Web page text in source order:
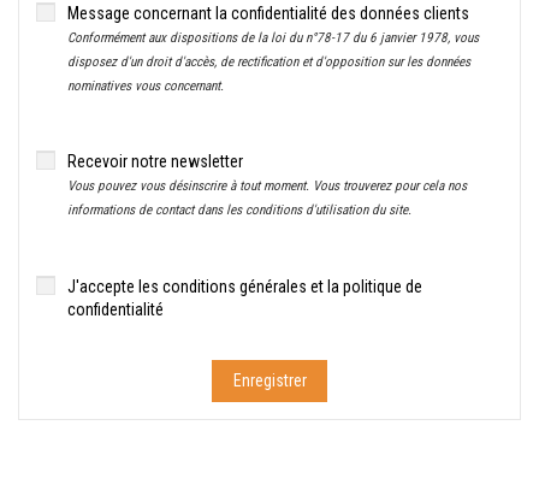
Message concernant la confidentialité des données clients
Conformément aux dispositions de la loi du n°78-17 du 6 janvier 1978, vous
disposez d'un droit d'accès, de rectification et d'opposition sur les données
nominatives vous concernant.
Recevoir notre newsletter
Vous pouvez vous désinscrire à tout moment. Vous trouverez pour cela nos
informations de contact dans les conditions d'utilisation du site.
J'accepte les conditions générales et la politique de
confidentialité
Enregistrer